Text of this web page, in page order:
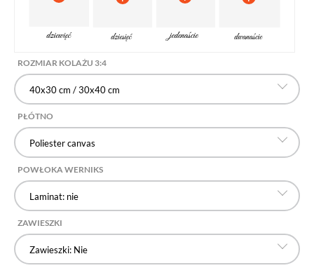
ROZMIAR KOLAŻU 3:4
40x30 cm / 30x40 cm
PŁÓTNO
Poliester canvas
POWŁOKA WERNIKS
Laminat: nie
ZAWIESZKI
Zawieszki: Nie